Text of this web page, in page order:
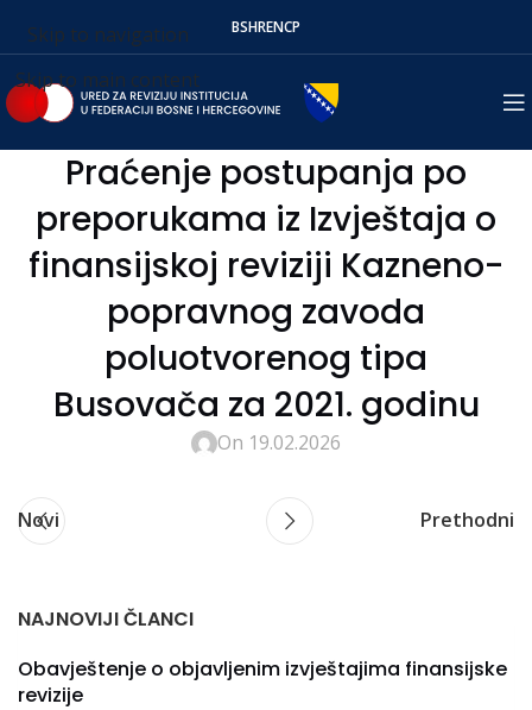
Skip to navigation
Skip to main content
BSHRENСР
Praćenje postupanja po
preporukama iz Izvještaja o
finansijskoj reviziji Kazneno-
popravnog zavoda
poluotvorenog tipa
Busovača za 2021. godinu
On 19.02.2026
Novi Prethodni
NAJNOVIJI ČLANCI
Obavještenje o objavljenim izvještajima finansijske
revizije